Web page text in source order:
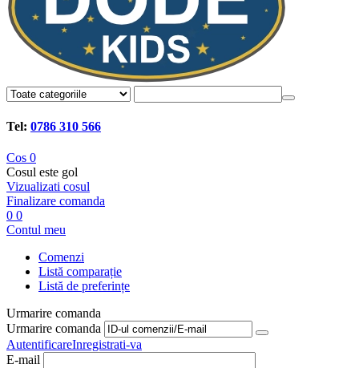
Tel: 0786 310 566
Cos 0
Cosul este gol
Vizualizati cosul
Finalizare comanda
0 0
Contul meu
Comenzi
Listă comparație
Listă de preferințe
Urmarire comanda
Urmarire comanda
AutentificareInregistrati-va
E-mail